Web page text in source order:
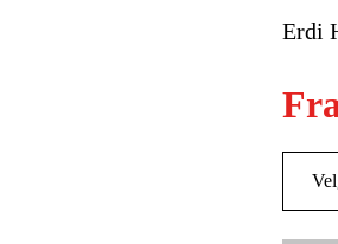
Erdi